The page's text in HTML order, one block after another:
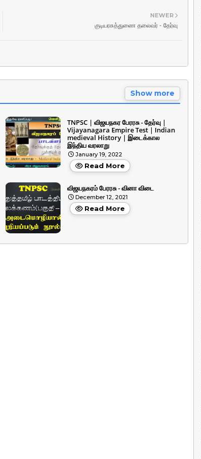
NEWER
குடியரசுத்துணை தலைவர் - தேர்வு
Show more
TNPSC | விஜயநகர பேரரசு - தேர்வு |
Vijayanagara Empire Test | Indian
medieval History | இடைக்கால
இந்திய வரலாறு
January 19, 2022
Read More
விஜயநகரம் பேரரசு - வினா விடை
December 12, 2021
Read More